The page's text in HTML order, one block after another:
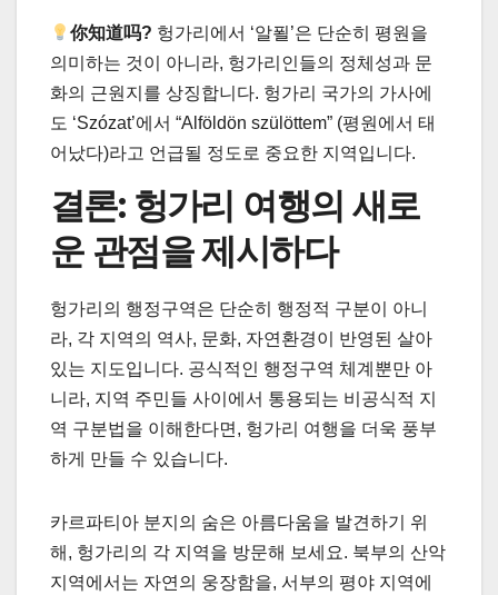
你知道吗? 헝가리에서 ‘알푈’은 단순히 평원을
의미하는 것이 아니라, 헝가리인들의 정체성과 문
화의 근원지를 상징합니다. 헝가리 국가의 가사에
도 ‘Szózat’에서 “Alföldön szülöttem” (평원에서 태
어났다)라고 언급될 정도로 중요한 지역입니다.
결론: 헝가리 여행의 새로
운 관점을 제시하다
헝가리의 행정구역은 단순히 행정적 구분이 아니
라, 각 지역의 역사, 문화, 자연환경이 반영된 살아
있는 지도입니다. 공식적인 행정구역 체계뿐만 아
니라, 지역 주민들 사이에서 통용되는 비공식적 지
역 구분법을 이해한다면, 헝가리 여행을 더욱 풍부
하게 만들 수 있습니다.
카르파티아 분지의 숨은 아름다움을 발견하기 위
해, 헝가리의 각 지역을 방문해 보세요. 북부의 산악
지역에서는 자연의 웅장함을, 서부의 평야 지역에